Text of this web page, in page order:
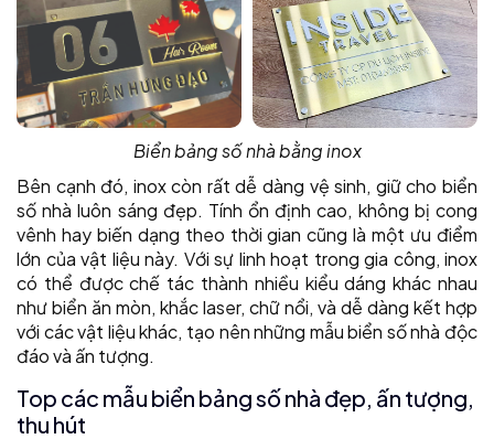
Biển bảng số nhà bằng inox
Bên cạnh đó, inox còn rất dễ dàng vệ sinh, giữ cho biển
số nhà luôn sáng đẹp. Tính ổn định cao, không bị cong
vênh hay biến dạng theo thời gian cũng là một ưu điểm
lớn của vật liệu này. Với sự linh hoạt trong gia công, inox
có thể được chế tác thành nhiều kiểu dáng khác nhau
như biển ăn mòn, khắc laser, chữ nổi, và dễ dàng kết hợp
với các vật liệu khác, tạo nên những mẫu biển số nhà độc
đáo và ấn tượng.
Top các mẫu biển bảng số nhà đẹp, ấn tượng,
thu hút